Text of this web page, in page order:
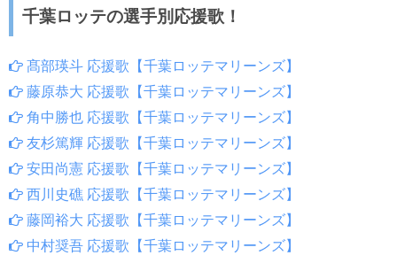
千葉ロッテの選手別応援歌！
髙部瑛斗 応援歌【千葉ロッテマリーンズ】
藤原恭大 応援歌【千葉ロッテマリーンズ】
角中勝也 応援歌【千葉ロッテマリーンズ】
友杉篤輝 応援歌【千葉ロッテマリーンズ】
安田尚憲 応援歌【千葉ロッテマリーンズ】
西川史礁 応援歌【千葉ロッテマリーンズ】
藤岡裕大 応援歌【千葉ロッテマリーンズ】
中村奨吾 応援歌【千葉ロッテマリーンズ】